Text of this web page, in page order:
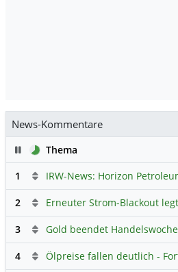
News-Kommentare
PauseThema
1
2
3
4